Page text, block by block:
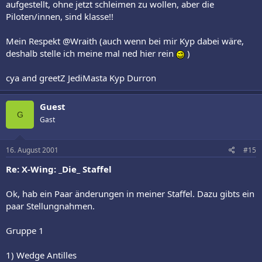
aufgestellt, ohne jetzt schleimen zu wollen, aber die
Piloten/innen, sind klasse!!
Mein Respekt @Wraith (auch wenn bei mir Kyp dabei wäre,
deshalb stelle ich meine mal ned hier rein
)
cya and greetZ JediMasta Kyp Durron
G
Guest
Gast
16. August 2001 #15
Re: X-Wing: _Die_ Staffel
Ok, hab ein Paar änderungen in meiner Staffel. Dazu gibts ein
paar Stellungnahmen.
Gruppe 1
1) Wedge Antilles